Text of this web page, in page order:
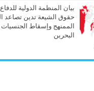
بيان المنظمة الدولية
حقوق الشيعة تدين تصاعد
الممنهج وإسقاط
البحرين